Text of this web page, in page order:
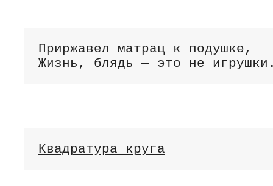
Приржавел матрац к подушке,
Жизнь, блядь — это не
Квадратура круга